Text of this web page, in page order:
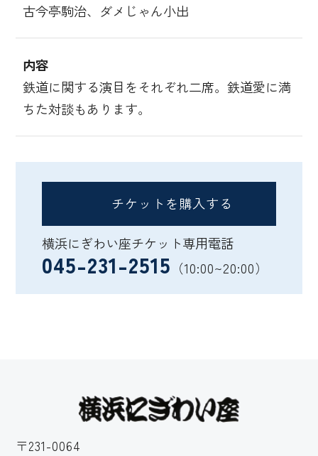
古今亭駒治、ダメじゃん小出
内容
鉄道に関する演目をそれぞれ二席。鉄道愛に満
ちた対談もあります。
チケットを購入する
横浜にぎわい座チケット専用電話
045-231-2515 （10:00~20:00）
〒231-0064